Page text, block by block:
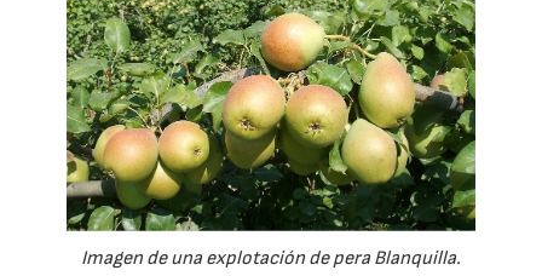
Imagen de una explotación de pera Blanquilla.